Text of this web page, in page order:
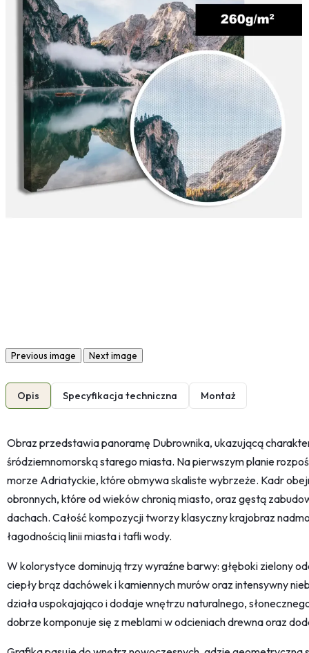
Previous image Next image
Opis Specyfikacja techniczna Montaż
Obraz przedstawia panoramę Dubrownika, ukazującą
śródziemnomorską starego miasta. Na pierwszym planie
morze Adriatyckie, które obmywa skaliste wybrzeże. Kadr
obronnych, które od wieków chronią miasto, oraz gęstą
dachach. Całość kompozycji tworzy klasyczny krajobraz
łagodnością linii miasta i tafli wody.
W kolorystyce dominują trzy wyraźne barwy: głęboki zielony
ciepły brąz dachówek i kamiennych murów oraz intensywny
działa uspokajająco i dodaje wnętrzu naturalnego,
dobrze komponuje się z meblami w odcieniach drewna oraz